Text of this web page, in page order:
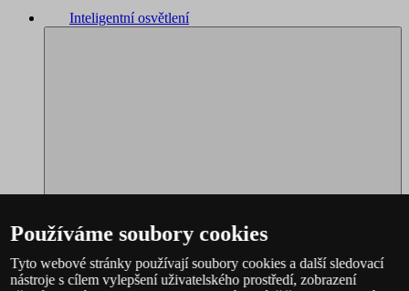
Inteligentní osvětlení
Používáme soubory cookies
Tyto webové stránky používají soubory cookies a další sledovací
nástroje s cílem vylepšení uživatelského prostředí, zobrazení